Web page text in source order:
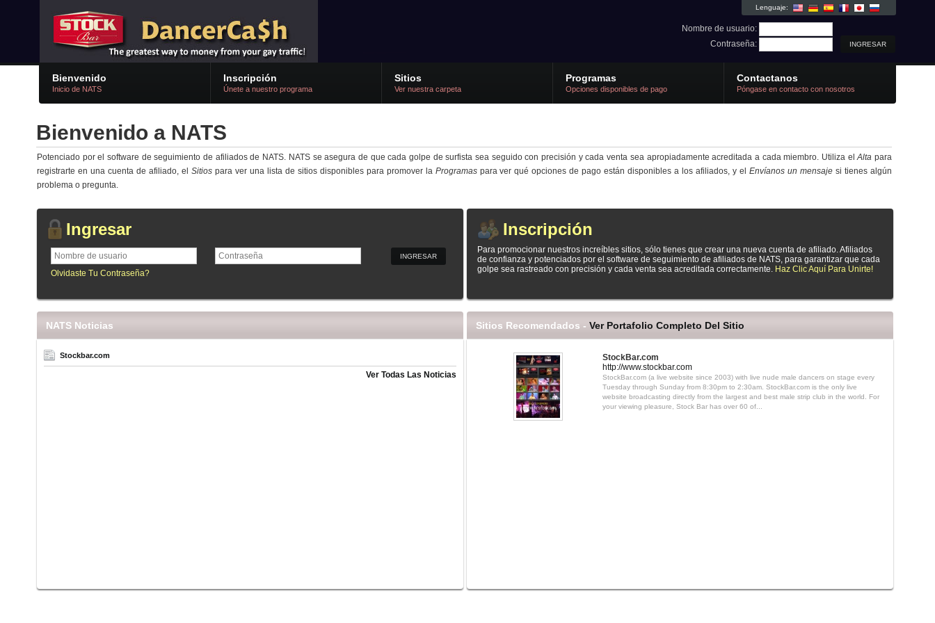
Lenguaje:
Nombre de usuario:
Contraseña:
Bienvenido
Inicio de NATS
Inscripción
Únete a nuestro programa
Sitios
Ver nuestra carpeta
Programas
Opciones disponibles de pago
Contactanos
Póngase en contacto con nosotros
Bienvenido a NATS
Potenciado por el software de seguimiento de afiliados de NATS. NATS se asegura de que cada golpe de surfista sea seguido con precisión y cada venta sea apropiadamente acreditada a cada miembro. Utiliza elAltapara
registrarte en una cuenta de afiliado, el Sitios para ver una lista de sitios disponibles para promover la Programas para ver qué opciones de pago están disponibles a los afiliados, y elEnvíanos un mensajesi tienes algún
problema o pregunta.
Ingresar
Olvidaste Tu Contraseña?
Inscripción
Para promocionar nuestros increíbles sitios, sólo tienes que crear una nueva cuenta de afiliado. Afiliados
de confianza y potenciados por el software de seguimiento de afiliados de NATS, para garantizar que cada
golpe sea rastreado con precisión y cada venta sea acreditada correctamente. Haz Clic Aquí Para Unirte!
NATS Noticias
Stockbar.com
Ver Todas Las Noticias
Sitios Recomendados - Ver Portafolio Completo Del Sitio
StockBar.com
http://www.stockbar.com
StockBar.com (a live website since 2003) with live nude male dancers on stage every
Tuesday through Sunday from 8:30pm to 2:30am. StockBar.com is the only live
website broadcasting directly from the largest and best male strip club in the world. For
your viewing pleasure, Stock Bar has over 60 of...